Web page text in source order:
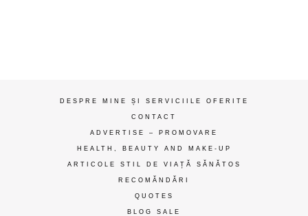
DESPRE MINE ȘI SERVICIILE OFERITE
CONTACT
ADVERTISE – PROMOVARE
HEALTH, BEAUTY AND MAKE-UP
ARTICOLE STIL DE VIAȚĂ SĂNĂTOS
RECOMĂNDĂRI
QUOTES
BLOG SALE